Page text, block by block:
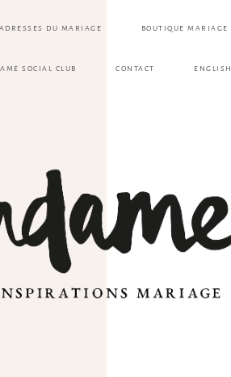
DU MARIAGE BOUTIQUE MARIAGE
SOCIAL CLUB CONTACT ENGLISH